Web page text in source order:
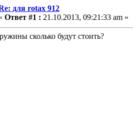
для rotax 912
Ответ #1 : 21.10.2013, 09:21:33 am »
сколько будут стоить?